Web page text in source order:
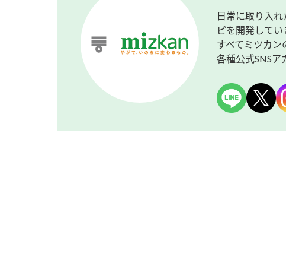
日常に取り入
ピを開発してい
すべてミツカン
各種公式SNSア